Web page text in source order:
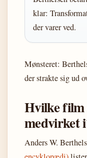
klar:
der varer ved.
Mønsteret:
der strakte sig ud
Hvilke film
medvirket
Anders W.